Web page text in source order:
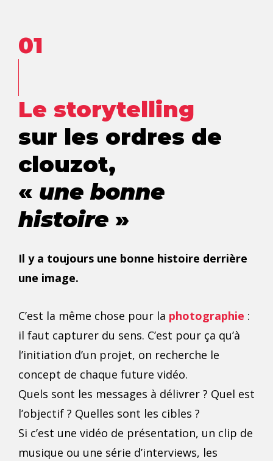
01
Le storytelling
sur les ordres de
clouzot,
« une bonne
histoire »
Il y a toujours une bonne histoire derrière
une image.
C’est la même chose pour la photographie :
il faut capturer du sens. C’est pour ça qu’à
l’initiation d’un projet, on recherche le
concept de chaque future vidéo.
Quels sont les messages à délivrer ? Quel est
l’objectif ? Quelles sont les cibles ?
Si c’est une vidéo de présentation, un clip de
musique ou une série d’interviews, les